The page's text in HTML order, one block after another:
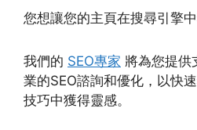
您想讓您的主頁在搜尋引擎
我們的 SEO專家 將為您提供
業的SEO諮詢和優化，以快
技巧中獲得靈感。